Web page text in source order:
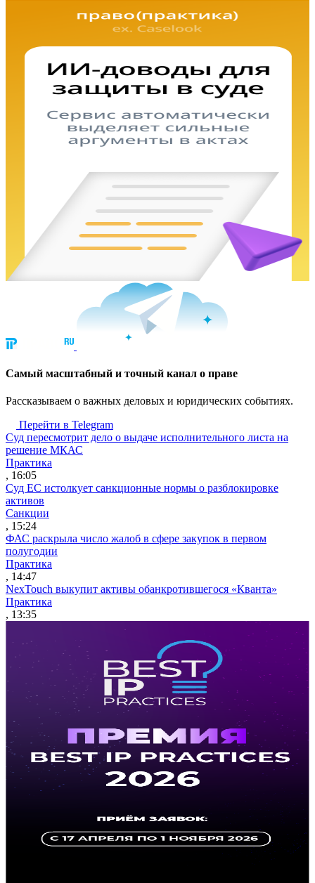
Cамый масштабный и точный канал о праве
Рассказываем о важных деловых и юридических событиях.
Перейти в Telegram
Суд пересмотрит дело о выдаче исполнительного листа на
решение МКАС
Практика
, 16:05
Суд ЕС истолкует санкционные нормы о разблокировке
активов
Санкции
, 15:24
ФАС раскрыла число жалоб в сфере закупок в первом
полугодии
Практика
, 14:47
NexTouch выкупит активы обанкротившегося «Кванта»
Практика
, 13:35